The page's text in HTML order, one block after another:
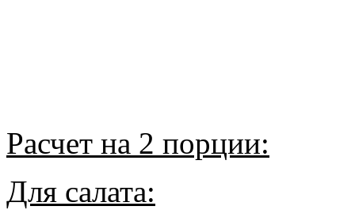
Расчет на 2 порции:
Для салата: